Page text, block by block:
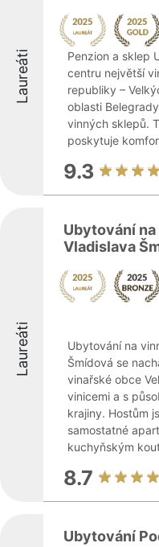
Laureáti
Penzion a sklep
centru největší
republiky –
oblasti
vinných sklepů.
poskytuje
9.3
Laureáti
Ubytování
Vladislava
Ubytování na
Šmídová se
vinařské obce
vinicemi a s
krajiny. Hostům
samostatné
kuchyňským
8.7
Ubytování